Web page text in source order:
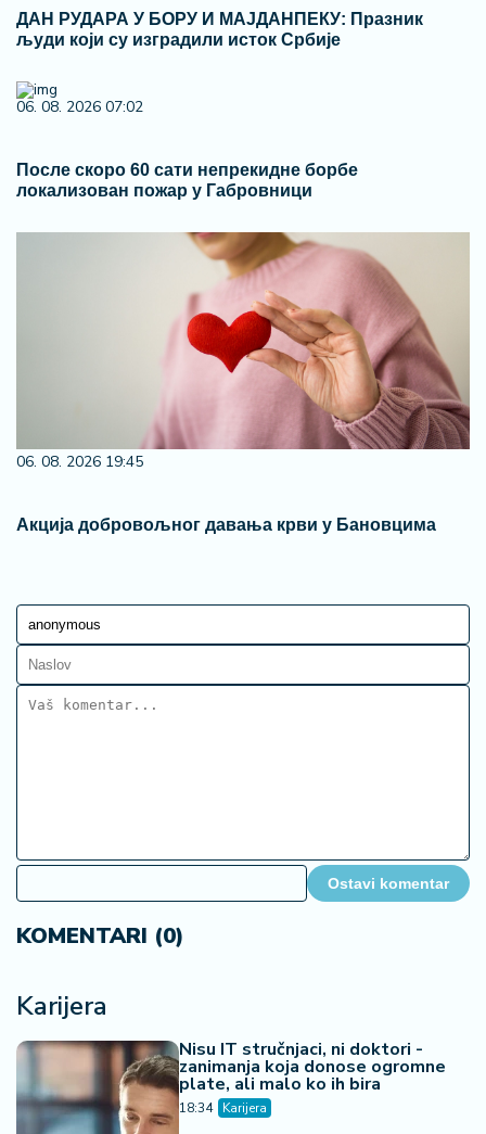
ДАН РУДАРА У БОРУ И МАЈДАНПЕКУ: Празник
људи који су изградили исток Србије
06. 08. 2026 07:02
После скоро 60 сати непрекидне борбе
локализован пожар у Габровници
06. 08. 2026 19:45
Акција добровољног давања крви у Бановцима
Ostavi komentar
KOMENTARI (0)
Karijera
Nisu IT stručnjaci, ni doktori -
zanimanja koja donose ogromne
plate, ali malo ko ih bira
18:34 Karijera